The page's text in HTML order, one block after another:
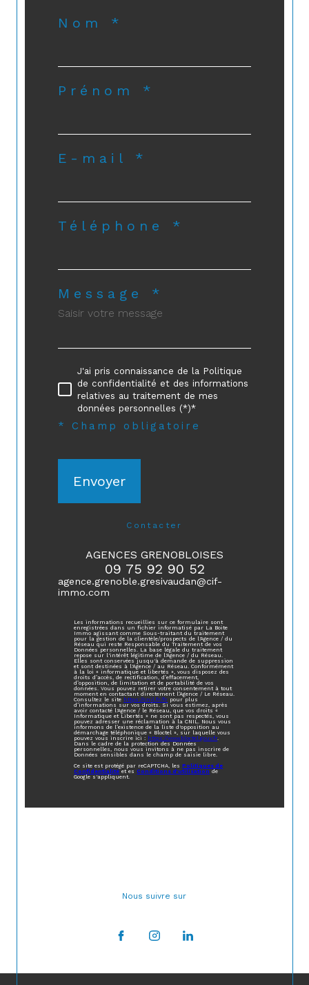
Nom *
Prénom *
E-mail *
Téléphone *
Message *
J'ai pris connaissance de la Politique
de confidentialité et des informations
relatives au traitement de mes
données personnelles (*)*
* Champ obligatoire
Envoyer
contacter
AGENCES GRENOBLOISES
09 75 92 90 52
agence.grenoble.gresivaudan@cif-
immo.com
Les informations recueillies sur ce formulaire sont
enregistrées dans un fichier informatisé par La Boite
Immo agissant comme Sous-traitant du traitement
pour la gestion de la clientèle/prospects de l'Agence / du
Réseau qui reste Responsable du Traitement de vos
Données personnelles. La base légale du traitement
repose sur l'intérêt légitime de l'Agence / du Réseau.
Elles sont conservées jusqu'à demande de suppression
et sont destinées à l'Agence / au Réseau. Conformément
à la loi « informatique et libertés », vous disposez des
droits d’accès, de rectification, d’effacement,
d’opposition, de limitation et de portabilité de vos
données. Vous pouvez retirer votre consentement à tout
moment en contactant directement l’Agence / Le Réseau.
Consultez le site https://cnil.fr/fr pour plus
d’informations sur vos droits. Si vous estimez, après
avoir contacté l'Agence / le Réseau, que vos droits «
Informatique et Libertés » ne sont pas respectés, vous
pouvez adresser une réclamation à la CNIL. Nous vous
informons de l’existence de la liste d'opposition au
démarchage téléphonique « Bloctel », sur laquelle vous
pouvez vous inscrire ici : https://www.bloctel.gouv.fr.
Dans le cadre de la protection des Données
personnelles, nous vous invitons à ne pas inscrire de
Données sensibles dans le champ de saisie libre.
Ce site est protégé par reCAPTCHA, lesPolitiques de
Confidentialité et esConditions d'utilisation de
Google s'appliquent.
Nous suivre sur